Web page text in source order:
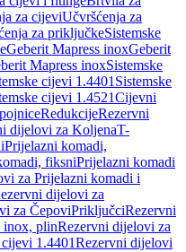
za cijeviUčvršćenja za
za priključkeSistemske
Geberit Mapress inoxGeberit
Mapress inoxSistemske
cijevi 1.4401 Sistemske
cijevi 1.4521Cijevni
RedukcijeRezervni
dijelovi za KoljenaT-
Prijelazni komadi,
fiksniPrijelazni komadi
za Prijelazni komadi i
dijelovi za
za ČepoviPriključciRezervni
inox, plinRezervni dijelovi za
1.4401Rezervni dijelovi